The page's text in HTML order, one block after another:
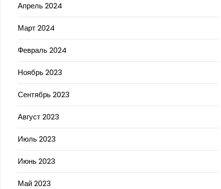
Апрель 2024
Март 2024
Февраль 2024
Ноябрь 2023
Сентябрь 2023
Август 2023
Июль 2023
Июнь 2023
Май 2023